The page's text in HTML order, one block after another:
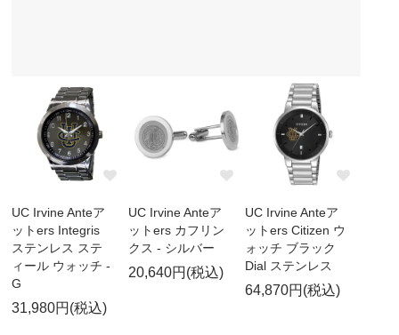
UC Irvine Anteア
ットers Integris
ステンレス ステ
ィール ウォッチ -
G
31,980円(税込)
UC Irvine Anteア
ットers カフリン
クス - シルバー
20,640円(税込)
UC Irvine Anteア
ットers Citizen ウ
ォッチ ブラック
Dial ステンレス
64,870円(税込)